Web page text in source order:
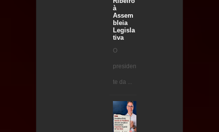
à
Assem
bleia
Legisla
tiva
O
presiden
te da ...